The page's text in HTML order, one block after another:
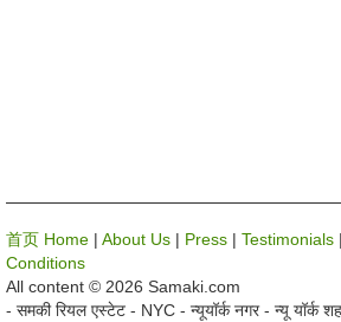
首页 Home | About Us | Press | Testimonials |
Conditions
All content © 2026 Samaki.com
- समकी रियल एस्टेट - NYC - न्यूयॉर्क नगर - न्यू यॉर्क